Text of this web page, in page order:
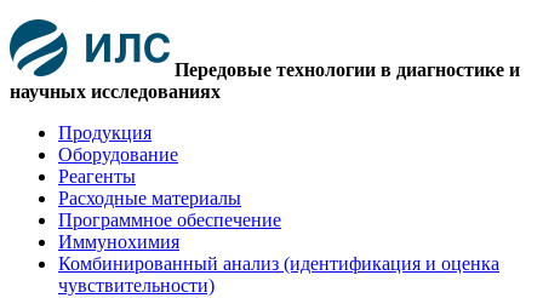
Передовые технологии в диагностике и
научных исследованиях
Продукция
Оборудование
Реагенты
Расходные материалы
Программное обеспечение
Иммунохимия
Комбинированный анализ (идентификация и оценка
чувствительности)